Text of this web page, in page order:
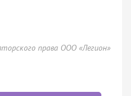
права ООО «Легион»